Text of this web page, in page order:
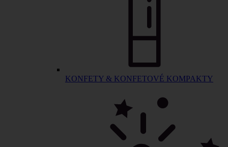
KONFETY & KONFETOVÉ KOMPAKTY